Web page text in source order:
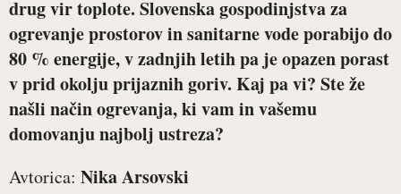
drug vir toplote. Slovenska gospodinjstva za
ogrevanje prostorov in sanitarne vode porabijo do
80 % energije, v zadnjih letih pa je opazen porast
v prid okolju prijaznih goriv. Kaj pa vi? Ste že
našli način ogrevanja, ki vam in vašemu
domovanju najbolj ustreza?
Avtorica: Nika Arsovski